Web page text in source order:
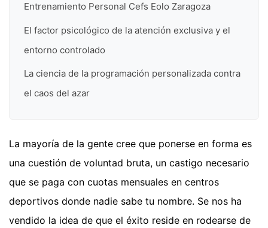
Entrenamiento Personal Cefs Eolo Zaragoza
El factor psicológico de la atención exclusiva y el
entorno controlado
La ciencia de la programación personalizada contra
el caos del azar
La mayoría de la gente cree que ponerse en forma es
una cuestión de voluntad bruta, un castigo necesario
que se paga con cuotas mensuales en centros
deportivos donde nadie sabe tu nombre. Se nos ha
vendido la idea de que el éxito reside en rodearse de